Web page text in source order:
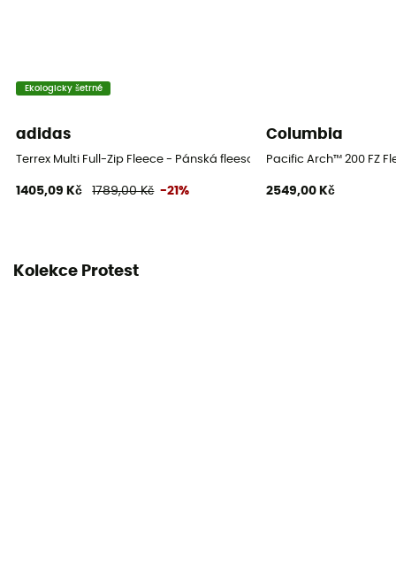
Ekologicky šetrné
adidas
Terrex Multi Full-Zip Fleece - Pánská fleesová mikina
1405,09 Kč 1789,00 Kč -21%
Columbia
Pacific Arch™ 200 FZ
2549,00 Kč
Kolekce Protest